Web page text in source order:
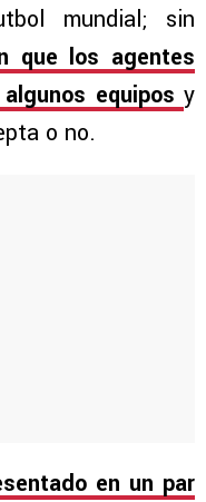
mundial; sin
que los agentes
equipos y
o no.
en un par